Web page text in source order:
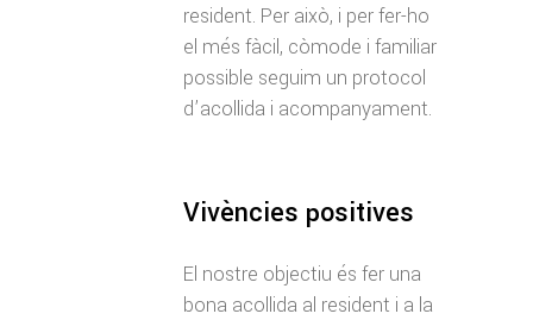
resident. Per això, i per fer-ho
el més fàcil, còmode i familiar
possible seguim un protocol
d’acollida i acompanyament.
Vivències positives
El nostre objectiu és fer una
bona acollida al resident i a la